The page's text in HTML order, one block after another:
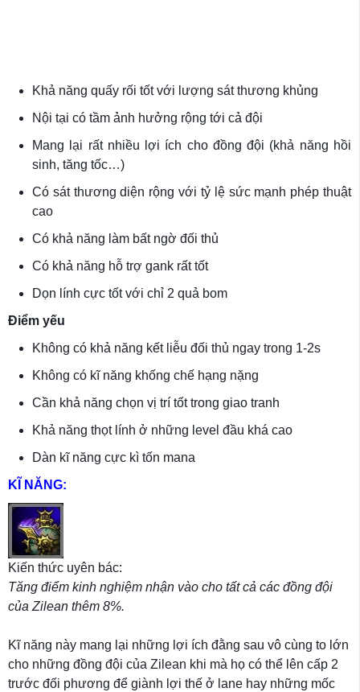
Khả năng quấy rối tốt với lượng sát thương khủng
Nội tại có tầm ảnh hưởng rộng tới cả đội
Mang lại rất nhiều lợi ích cho đồng đội (khả năng hồi
sinh, tăng tốc…)
Có sát thương diện rộng với tỷ lệ sức mạnh phép thuật
cao
Có khả năng làm bất ngờ đối thủ
Có khả năng hỗ trợ gank rất tốt
Dọn lính cực tốt với chỉ 2 quả bom
Điểm yếu
Không có khả năng kết liễu đối thủ ngay trong 1-2s
Không có kĩ năng khống chế hạng nặng
Cần khả năng chọn vị trí tốt trong giao tranh
Khả năng thọt lính ở những level đầu khá cao
Dàn kĩ năng cực kì tốn mana
KĨ NĂNG:
Kiến thức uyên bác:
Tăng điểm kinh nghiệm nhận vào cho tất cả các đồng đội
của Zilean thêm 8%.
Kĩ năng này mang lại những lợi ích đằng sau vô cùng to lớn
cho những đồng đội của Zilean khi mà họ có thể lên cấp 2
trước đối phương để giành lợi thế ở lane hay những mốc